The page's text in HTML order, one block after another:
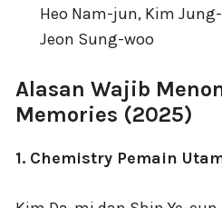
Heo Nam-jun, Kim
Jeon Sung-woo
Alasan Wajib
Memories (2025)
1. Chemistry Pemain